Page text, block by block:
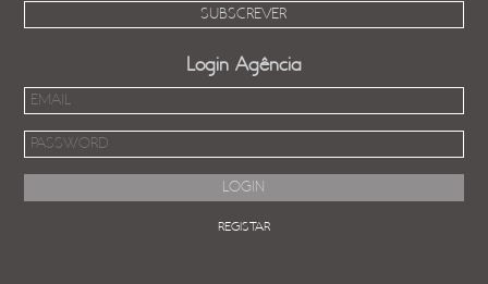
Login Agência
REGISTAR